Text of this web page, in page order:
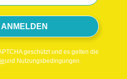
ANMELDEN
geschützt und es gelten die
und Nutzungsbedingungen.